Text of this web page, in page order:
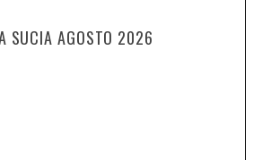
SUCIA AGOSTO 2026